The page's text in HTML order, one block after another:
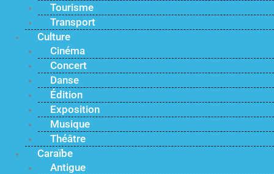
Tourisme
Transport
Culture
Cinéma
Concert
Danse
Édition
Exposition
Musique
Théâtre
Caraïbe
Antigue